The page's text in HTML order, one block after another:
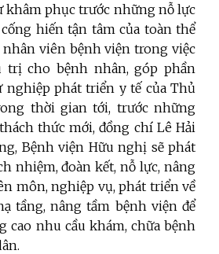
khâm phục trước những nỗ lực
hiến tận tâm của toàn thể
nhân viên bệnh viện trong việc
trị cho bệnh nhân, góp phần
nghiệp phát triển y tế của Thủ
thời gian tới, trước những
thức mới, đồng chí Lê Hải
Bệnh viện Hữu nghị sẽ phát
nhiệm, đoàn kết, nỗ lực, nâng
môn, nghiệp vụ, phát triển về
tầng, nâng tầm bệnh viện để
cao nhu cầu khám, chữa bệnh